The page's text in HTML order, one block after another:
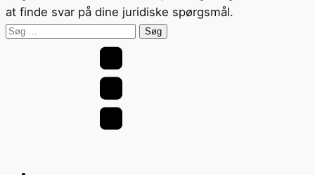
at finde svar på dine juridiske spørgsmål.
Søg